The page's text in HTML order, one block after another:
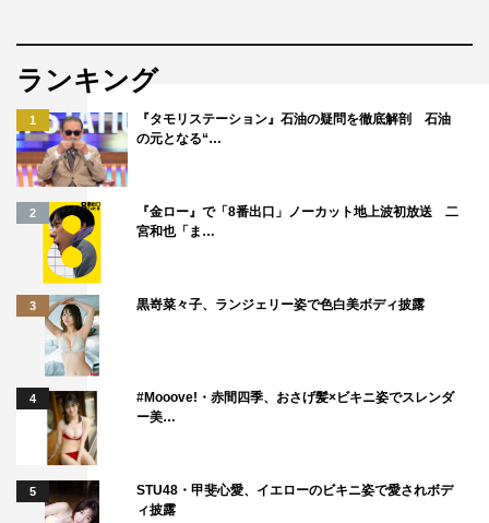
ランキング
1
『タモリステーション』石油の疑問を徹底解剖 石油
の元となる“…
2
『金ロー』で「8番出口」ノーカット地上波初放送 二
宮和也「ま…
3 黒嵜菜々子、ランジェリー姿で色白美ボディ披露
4
#Mooove!・赤間四季、おさげ髪×ビキニ姿でスレンダ
ー美…
5
STU48・甲斐心愛、イエローのビキニ姿で愛されボデ
ィ披露